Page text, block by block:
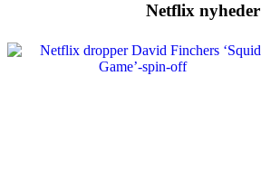
Netflix nyheder